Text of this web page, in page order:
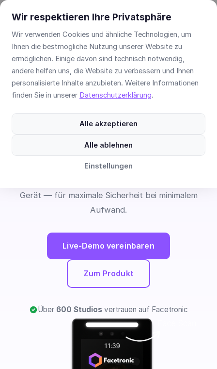
Für Fitnessstudios entwickelt
Intelligente
Zutrittskontrolle mit
Gesichtserkennung
System für Fitnessstudios. KI-gestützte
Gerät — für maximale Sicherheit bei minimalem
Aufwand.
Live-Demo vereinbaren
Zum Produkt
Über 600 Studios vertrauen auf Facetronic
Wir respektieren Ihre Privatsphäre
Wir verwenden Cookies und ähnliche Technologien, um
Ihnen die bestmögliche Nutzung unserer Website zu
ermöglichen. Einige davon sind technisch notwendig,
andere helfen uns, die Website zu verbessern und Ihnen
personalisierte Inhalte anzubieten. Weitere Informationen
finden Sie in unserer Datenschutzerklärung.
Alle akzeptieren
Alle ablehnen
Einstellungen